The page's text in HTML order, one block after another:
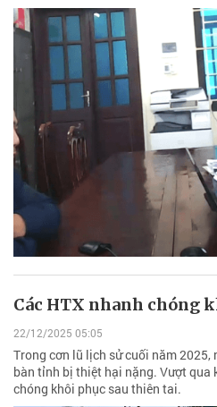
Các HTX nhanh chóng
22/12/2025 05:05
Trong cơn lũ lịch sử cuối năm 2025,
bàn tỉnh bị thiệt hại nặng. Vượt qua
chóng khôi phục sau thiên tai.